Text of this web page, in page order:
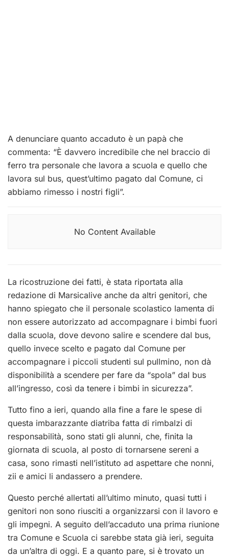
A denunciare quanto accaduto è un papà che
commenta: “È davvero incredibile che nel braccio di
ferro tra personale che lavora a scuola e quello che
lavora sul bus, quest’ultimo pagato dal Comune, ci
abbiamo rimesso i nostri figli”.
No Content Available
La ricostruzione dei fatti, è stata riportata alla
redazione di Marsicalive anche da altri genitori, che
hanno spiegato che il personale scolastico lamenta di
non essere autorizzato ad accompagnare i bimbi fuori
dalla scuola, dove devono salire e scendere dal bus,
quello invece scelto e pagato dal Comune per
accompagnare i piccoli studenti sul pullmino, non dà
disponibilità a scendere per fare da “spola” dal bus
all’ingresso, così da tenere i bimbi in sicurezza”.
Tutto fino a ieri, quando alla fine a fare le spese di
questa imbarazzante diatriba fatta di rimbalzi di
responsabilità, sono stati gli alunni, che, finita la
giornata di scuola, al posto di tornarsene sereni a
casa, sono rimasti nell’istituto ad aspettare che nonni,
zii e amici li andassero a prendere.
Questo perché allertati all’ultimo minuto, quasi tutti i
genitori non sono riusciti a organizzarsi con il lavoro e
gli impegni. A seguito dell’accaduto una prima riunione
tra Comune e Scuola ci sarebbe stata già ieri, seguita
da un’altra di oggi. E a quanto pare, si è trovato un